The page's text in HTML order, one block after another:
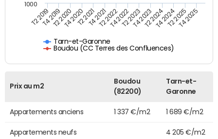
Tarn-et-Garonne
Boudou (CC Terres des Confluences)
T2 2019T4 2019T2 2020T4 2020T2 2021T4 2021T2 2022T4 2022T2 2023T4 2023T2 2024T4 2024T2 2025T4 2025
1000
Prix au m2
Boudou
(82200)
Tarn-et-
Garonne
Appartements anciens 1 337 €/m2 1 689 €/m2
Appartements neufs 4 205 €/m2